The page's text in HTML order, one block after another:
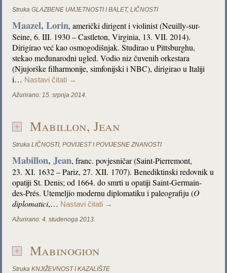
Struka GLAZBENE UMJETNOSTI I BALET,LIČNOSTI
Maazel, Lorin, američki dirigent i violinist (Neuilly-sur-
Seine, 6. III. 1930 – Castleton, Virginia, 13. VII. 2014).
Dirigirao već kao osmogodišnjak. Studirao u Pittsburghu,
stekao međunarodni ugled. Vodio niz čuvenih orkestara
(Njujorške filharmonije, simfonijski i NBC), dirigirao u Italiji
i… Nastavi čitati →
Ažurirano: 15. srpnja 2014.
Mabillon, Jean
Struka LIČNOSTI,POVIJEST I POVIJESNE ZNANOSTI
Mabillon, Jean, franc. povjesničar (Saint-Pierremont,
23. XI. 1632 – Pariz, 27. XII. 1707). Benediktinski redovnik u
opatiji St. Denis; od 1664. do smrti u opatiji Saint-Germain-
des-Prés. Utemeljio modernu diplomatiku i paleografiju (O
diplomatici,… Nastavi čitati →
Ažurirano: 4. studenoga 2013.
Mabinogion
Struka KNJIŽEVNOST I KAZALIŠTE